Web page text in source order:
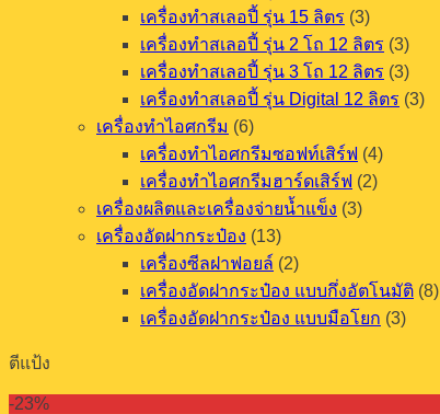
เครื่องทำสเลอปี้ รุ่น 15 ลิตร (3)
เครื่องทำสเลอปี้ รุ่น 2 โถ 12 ลิตร (3)
เครื่องทำสเลอปี้ รุ่น 3 โถ 12 ลิตร (3)
เครื่องทำสเลอปี้ รุ่น Digital 12 ลิตร (3)
เครื่องทำไอศกรีม (6)
เครื่องทำไอศกรีมซอฟท์เสิร์ฟ (4)
เครื่องทำไอศกรีมฮาร์ดเสิร์ฟ (2)
เครื่องผลิตและเครื่องจ่ายน้ำแข็ง (3)
เครื่องอัดฝากระป๋อง (13)
เครื่องซีลฝาฟอยล์ (2)
เครื่องอัดฝากระป๋อง แบบกึ่งอัตโนมัติ (8)
เครื่องอัดฝากระป๋อง แบบมือโยก (3)
ตีแป้ง
-23%